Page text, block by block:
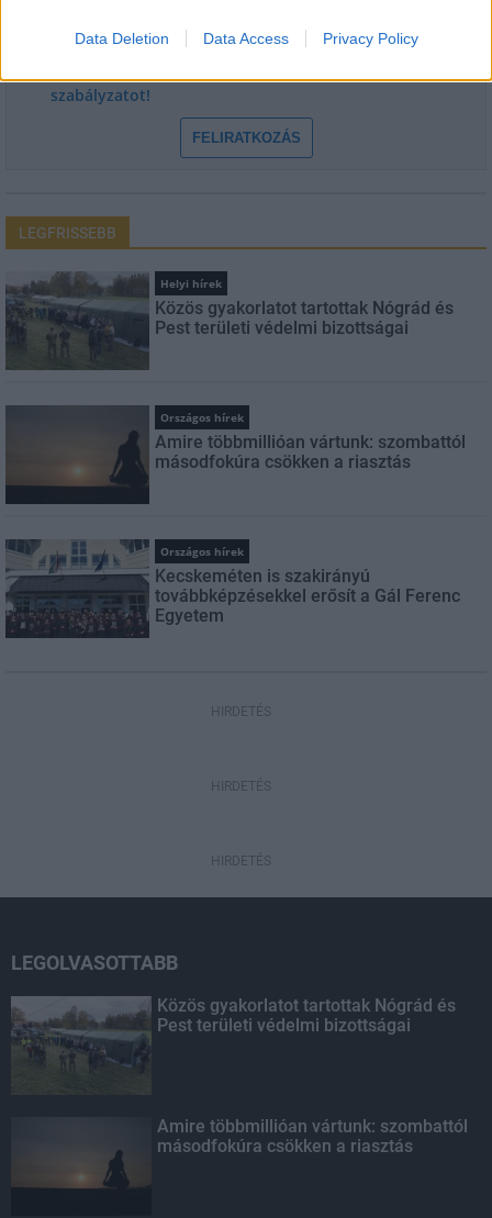
Data Deletion Data Access Privacy Policy
szabályzatot!
FELIRATKOZÁS
LEGFRISSEBB
Helyi hírek
Közös gyakorlatot tartottak Nógrád és
Pest területi védelmi bizottságai
Országos hírek
Amire többmillióan vártunk: szombattól
másodfokúra csökken a riasztás
Országos hírek
Kecskeméten is szakirányú
továbbképzésekkel erősít a Gál Ferenc
Egyetem
HIRDETÉS
HIRDETÉS
HIRDETÉS
LEGOLVASOTTABB
Közös gyakorlatot tartottak Nógrád és
Pest területi védelmi bizottságai
Amire többmillióan vártunk: szombattól
másodfokúra csökken a riasztás